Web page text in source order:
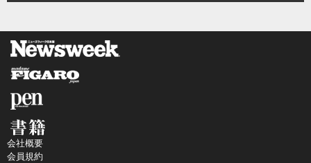
会社概要
会員規約